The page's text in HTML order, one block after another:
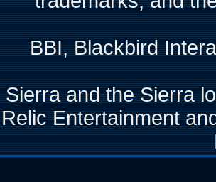
BBI, Blackbird
Sierra and the Sierra
Relic Entertainment